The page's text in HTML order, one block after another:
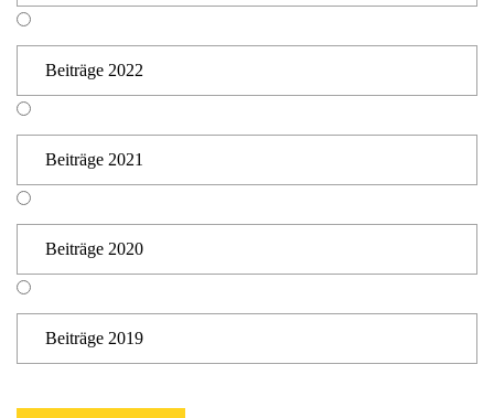
Beiträge 2022
Beiträge 2021
Beiträge 2020
Beiträge 2019